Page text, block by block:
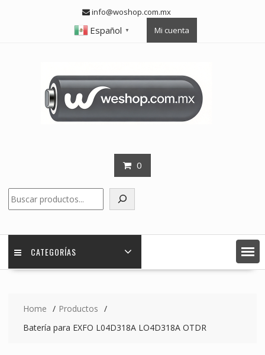
info@woshop.com.mx
Español ▼ Mi cuenta
0
CATEGORÍAS
Home
Productos
Batería para EXFO L04D318A LO4D318A OTDR